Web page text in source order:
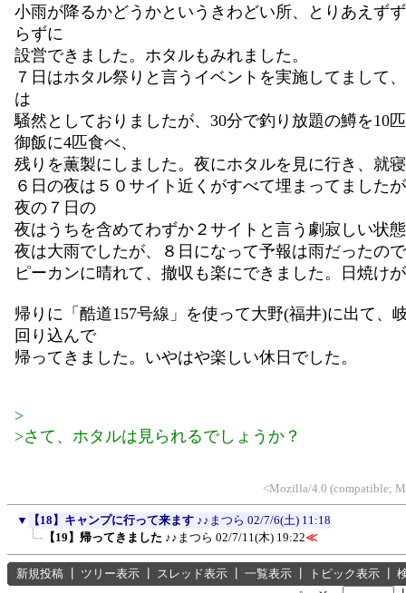
小雨が降るかどうかというきわどい所、とりあえず
らずに
設営できました。ホタルもみれました。
７日はホタル祭りと言うイベントを実施してまして
は
騒然としておりましたが、30分で釣り放題の鱒を10
御飯に4匹食べ、
残りを薫製にしました。夜にホタルを見に行き、就
６日の夜は５０サイト近くがすべて埋まってました
夜の７日の
夜はうちを含めてわずか２サイトと言う劇寂しい状
夜は大雨でしたが、８日になって予報は雨だったの
ピーカンに晴れて、撤収も楽にできました。日焼け
帰りに「酷道157号線」を使って大野(福井)に出て、
回り込んで
帰ってきました。いやはや楽しい休日でした。
>
>さて、ホタルは見られるでしょうか？
<Mozilla/4.0 (compatible;
▼ 【18】キャンプに行って来ます ♪♪まつら 02/7/6(土) 11:18
【19】帰ってきました ♪♪まつら 02/7/11(木) 19:22≪
新規投稿 ツリー表示 スレッド表示 一覧表示 トピック表示